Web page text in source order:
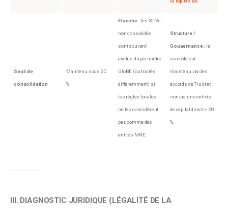
Seuil de
consolidation
Maintenu sous 20
%
Étanche : les SPVs
non consolidés
sont souvent
exclus du périmètre
GloBE (ou traités
différemment) si
les règles locales
ne les considèrent
pas comme des
entités MNE.
Structure /
Gouvernance : le
contrôle est
maintenu via des
accords de Trust et
non via un contrôle
de capital direct > 20
%.
III. DIAGNOSTIC JURIDIQUE (LÉGALITÉ DE LA